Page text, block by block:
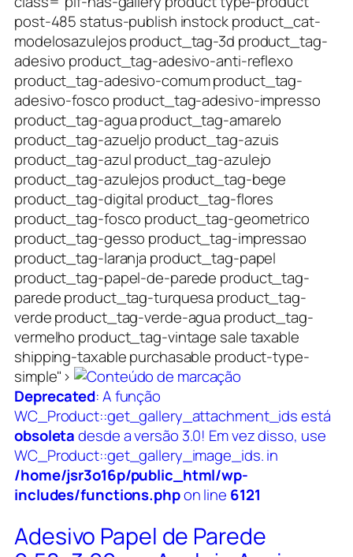
post-485 status-publish instock product_cat-
modelosazulejos product_tag-3d product_tag-
adesivo product_tag-adesivo-anti-reflexo
product_tag-adesivo-comum product_tag-
adesivo-fosco product_tag-adesivo-impresso
product_tag-agua product_tag-amarelo
product_tag-azueljo product_tag-azuis
product_tag-azul product_tag-azulejo
product_tag-azulejos product_tag-bege
product_tag-digital product_tag-flores
product_tag-fosco product_tag-geometrico
product_tag-gesso product_tag-impressao
product_tag-laranja product_tag-papel
product_tag-papel-de-parede product_tag-
parede product_tag-turquesa product_tag-
verde product_tag-verde-agua product_tag-
vermelho product_tag-vintage sale taxable
shipping-taxable purchasable product-type-
simple">
Deprecated: A função
WC_Product::get_gallery_attachment_ids está
obsoletadesde a versão 3.0! Em vez disso, use
WC_Product::get_gallery_image_ids. in
/home/jsr3o16p/public_html/wp-
includes/functions.phpon line 6121
Adesivo Papel de Parede